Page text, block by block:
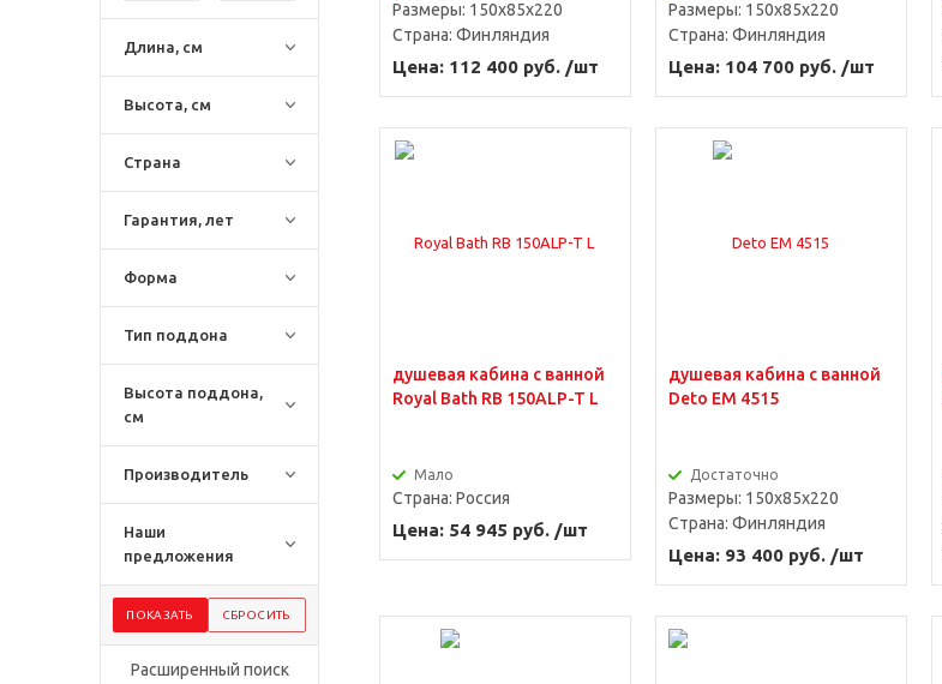
Длина, см
Высота, см
Страна
Гарантия, лет
Форма
Тип поддона
Высота поддона,
см
Производитель
Наши
предложения
Расширенный поиск
Размеры: 150x85x220
Страна: Финляндия
Цена: 112 400 руб. /шт
Размеры: 150x85x220
Страна: Финляндия
Цена: 104 700 руб. /шт
душевая кабина с ванной
Royal Bath RB 150ALP-T L
Мало
Страна: Россия
Цена: 54 945 руб. /шт
душевая кабина с ванной
Deto ЕМ 4515
Достаточно
Размеры: 150x85x220
Страна: Финляндия
Цена: 93 400 руб. /шт